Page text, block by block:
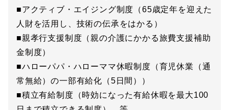
■アクティブ・エイジング制度（65歳定年を迎えた
人財を活用し、技術の伝承をはかる）
■親孝行支援制度（親の介護にかかる旅費支援補助
金制度）
■ハローパパ・ハローママ休暇制度（育児休業（通
常無給）の一部有給化（5日間））
■積立有給制度（時効になった有給休暇を最大100